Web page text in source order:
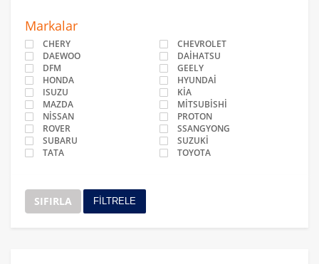
Markalar
CHERY
CHEVROLET
DAEWOO
DAİHATSU
DFM
GEELY
HONDA
HYUNDAİ
ISUZU
KİA
MAZDA
MİTSUBİSHİ
NİSSAN
PROTON
ROVER
SSANGYONG
SUBARU
SUZUKİ
TATA
TOYOTA
SIFIRLA FİLTRELE